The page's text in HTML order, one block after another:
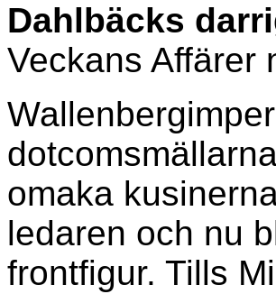
Dahlbäcks
Veckans Affärer
omaka
ledaren och nu
frontfigur. Tills